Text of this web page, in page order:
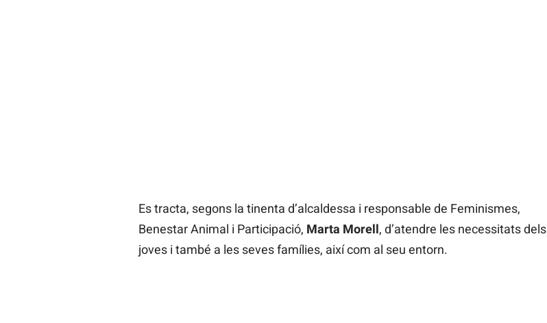
Es tracta, segons la tinenta d’alcaldessa i responsable de Feminismes,
Benestar Animal i Participació, Marta Morell, d’atendre les necessitats dels
joves i també a les seves famílies, així com al seu entorn.